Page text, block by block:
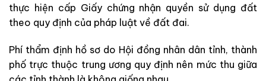
thực hiện cấp Giấy chứng nhận quyền sử dụng đất
theo quy định của pháp luật về đất đai.
Phí thẩm định hồ sơ do Hội đồng nhân dân tỉnh, thành
phố trực thuộc trung ương quy định nên mức thu giữa